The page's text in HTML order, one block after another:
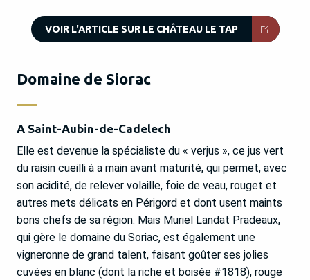
VOIR L'ARTICLE SUR LE CHÂTEAU LE TAP
Domaine de Siorac
A Saint-Aubin-de-Cadelech
Elle est devenue la spécialiste du « verjus », ce jus vert
du raisin cueilli à a main avant maturité, qui permet, avec
son acidité, de relever volaille, foie de veau, rouget et
autres mets délicats en Périgord et dont usent maints
bons chefs de sa région. Mais Muriel Landat Pradeaux,
qui gère le domaine du Soriac, est également une
vigneronne de grand talent, faisant goûter ses jolies
cuvées en blanc (dont la riche et boisée #1818), rouge